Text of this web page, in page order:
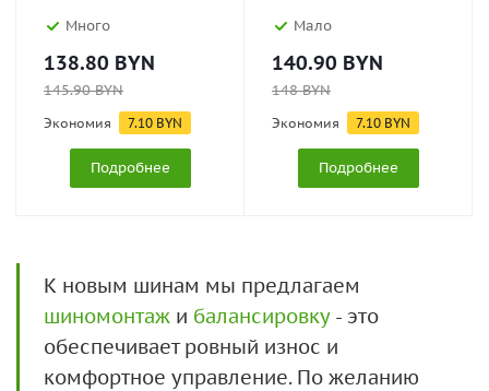
Много
138.80 BYN
145.90BYN
Экономия 7.10 BYN
Подробнее
Мало
140.90 BYN
148BYN
Экономия 7.10 BYN
Подробнее
К новым шинам мы предлагаем
шиномонтаж и балансировку- это
обеспечивает ровный износ и
комфортное управление. По желанию